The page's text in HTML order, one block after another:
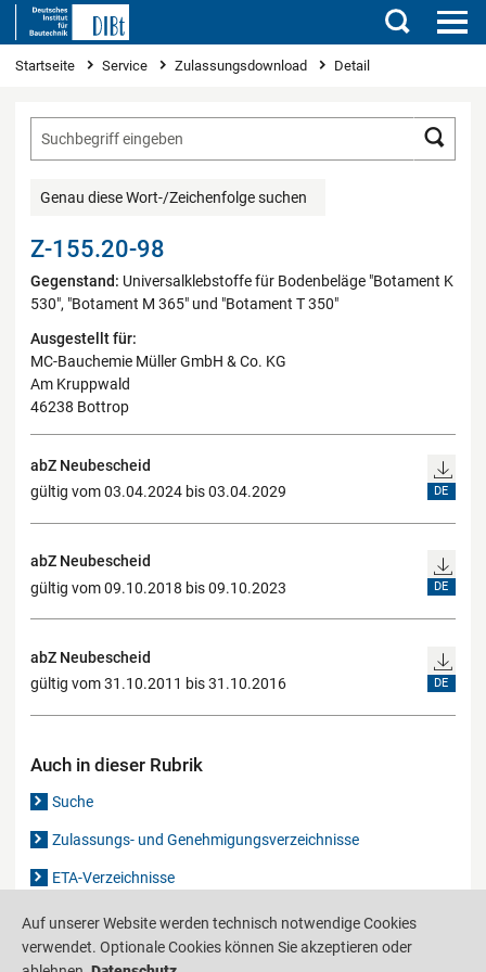
Suchen
Sie sind hier
Startseite Service Zulassungsdownload Detail
Genau diese Wort-/Zeichenfolge suchen
Z-155.20-98
Gegenstand: Universalklebstoffe für Bodenbeläge "Botament K
530", "Botament M 365" und "Botament T 350"
Ausgestellt für:
MC-Bauchemie Müller GmbH & Co. KG
Am Kruppwald
46238 Bottrop
abZ Neubescheid
gültig vom 03.04.2024 bis 03.04.2029
DE
abZ Neubescheid
gültig vom 09.10.2018 bis 09.10.2023
DE
abZ Neubescheid
gültig vom 31.10.2011 bis 31.10.2016
DE
Auch in dieser Rubrik
Suche
Zulassungs- und Genehmigungsverzeichnisse
ETA-Verzeichnisse
Gutachten-Verzeichnis
Auf unserer Website werden technisch notwendige Cookies
verwendet. Optionale Cookies können Sie akzeptieren oder